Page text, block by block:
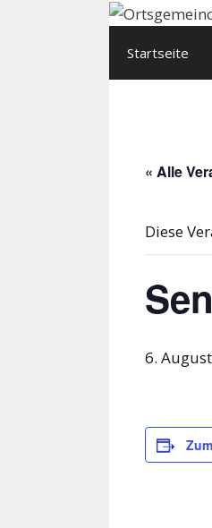
Startseite
« Alle
Diese
6.